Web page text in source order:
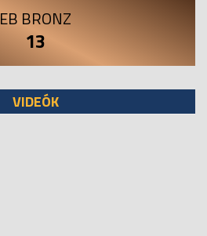
EB BRONZ
13
VIDEÓK